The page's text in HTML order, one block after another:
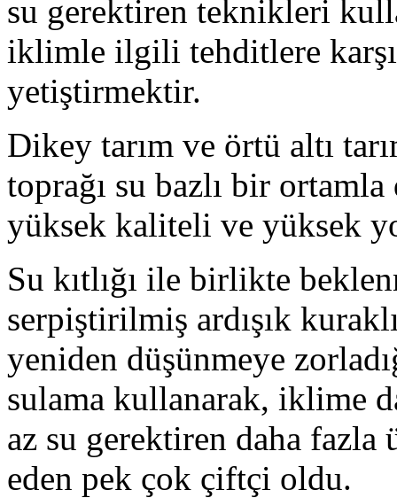
su gerektiren teknikleri
iklimle ilgili tehditlere
yetiştirmektir.
Dikey tarım ve örtü altı
toprağı su bazlı bir
yüksek kaliteli ve yüksek
Su kıtlığı ile birlikte
serpiştirilmiş ardışık
yeniden düşünmeye
sulama kullanarak, iklime
az su gerektiren daha
eden pek çok çiftçi oldu.